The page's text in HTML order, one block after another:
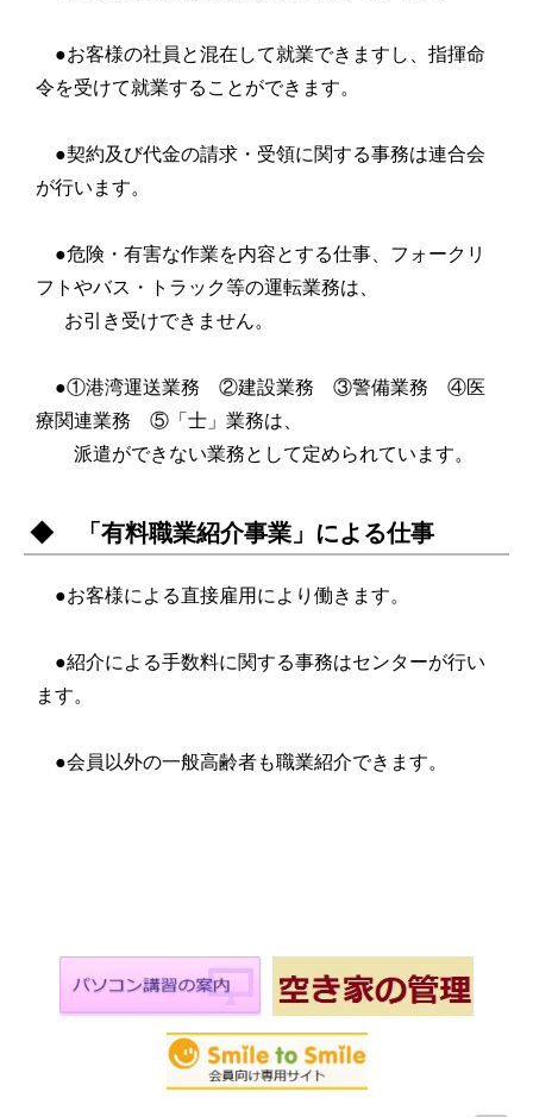
●お客様の社員と混在して就業できますし、指揮命
令を受けて就業することができます。
●契約及び代金の請求・受領に関する事務は連合会
が行います。
●危険・有害な作業を内容とする仕事、フォークリ
フトやバス・トラック等の運転業務は
お引き受けできません。
●①港湾運送業務 ②建設業務 ③警備業務 ④医
療関連業務 ⑤「士」業務は、
派遣ができない業務として定められています。
◆ 「有料職業紹介事業」による仕事
●お客様による直接雇用により働きます。
●紹介による手数料に関する事務はセンターが行い
ます。
●会員以外の一般高齢者も職業紹介できます。